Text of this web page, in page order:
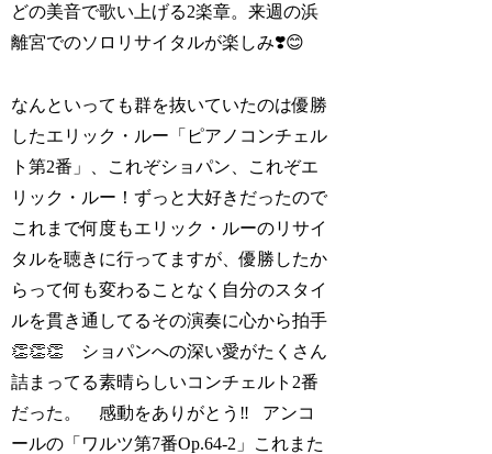
どの美音で歌い上げる2楽章。来週の浜
離宮でのソロリサイタルが楽しみ❣️😊
なんといっても群を抜いていたのは優勝
したエリック・ルー「ピアノコンチェル
ト第2番」、これぞショパン、これぞエ
リック・ルー！ずっと大好きだったので
これまで何度もエリック・ルーのリサイ
タルを聴きに行ってますが、優勝したか
らって何も変わることなく自分のスタイ
ルを貫き通してるその演奏に心から拍手
👏👏👏 ショパンへの深い愛がたくさん
詰まってる素晴らしいコンチェルト2番
だった。 感動をありがとう‼️ アンコ
ールの「ワルツ第7番Op.64-2」これまた